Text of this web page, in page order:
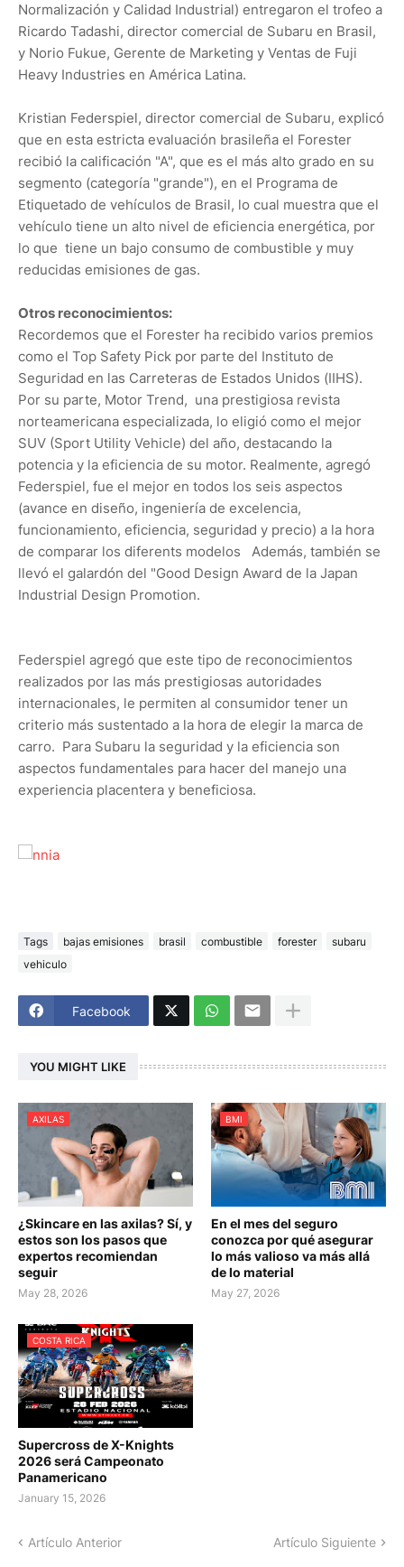
Normalización y Calidad Industrial) entregaron el trofeo a
Ricardo Tadashi, director comercial de Subaru en Brasil,
y Norio Fukue, Gerente de Marketing y Ventas de Fuji
Heavy Industries en América Latina.
Kristian Federspiel, director comercial de Subaru, explicó
que en esta estricta evaluación brasileña el Forester
recibió la calificación "A", que es el más alto grado en su
segmento (categoría "grande"), en el Programa de
Etiquetado de vehículos de Brasil, lo cual muestra que el
vehículo tiene un alto nivel de eficiencia energética, por
lo que tiene un bajo consumo de combustible y muy
reducidas emisiones de gas.
Otros reconocimientos:
Recordemos que el Forester ha recibido varios premios
como el Top Safety Pick por parte del Instituto de
Seguridad en las Carreteras de Estados Unidos (IIHS).
Por su parte, Motor Trend, una prestigiosa revista
norteamericana especializada, lo eligió como el mejor
SUV (Sport Utility Vehicle) del año, destacando la
potencia y la eficiencia de su motor. Realmente, agregó
Federspiel, fue el mejor en todos los seis aspectos
(avance en diseño, ingeniería de excelencia,
funcionamiento, eficiencia, seguridad y precio) a la hora
de comparar los diferents modelos Además, también se
llevó el galardón del "Good Design Award de la Japan
Industrial Design Promotion.
Federspiel agregó que este tipo de reconocimientos
realizados por las más prestigiosas autoridades
internacionales, le permiten al consumidor tener un
criterio más sustentado a la hora de elegir la marca de
carro. Para Subaru la seguridad y la eficiencia son
aspectos fundamentales para hacer del manejo una
experiencia placentera y beneficiosa.
Tags bajas emisiones brasil combustible forester
subaru
vehiculo
Facebook
YOU MIGHT LIKE
AXILAS
¿Skincare en las axilas? Sí, y
estos son los pasos que
expertos recomiendan
seguir
May 28, 2026
BMI
En el mes del seguro
conozca por qué asegurar
lo más valioso va más allá
de lo material
May 27, 2026
COSTA RICA
Supercross de X-Knights
2026 será Campeonato
Panamericano
January 15, 2026
Artículo Anterior Artículo Siguiente